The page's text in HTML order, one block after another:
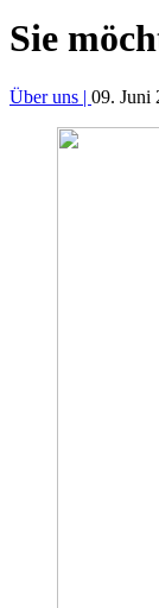
Sie
Über uns | 09. Juni